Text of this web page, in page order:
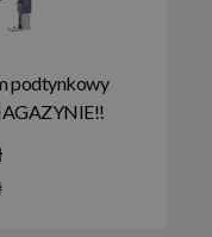
podtynkowy